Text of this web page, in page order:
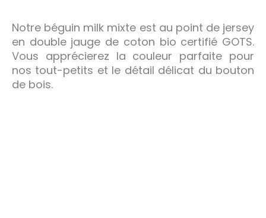
Notre béguin milk mixte est au point de jersey
en double jauge de coton bio certifié GOTS.
Vous apprécierez la couleur parfaite pour
nos tout-petits et le détail délicat du bouton
de bois.